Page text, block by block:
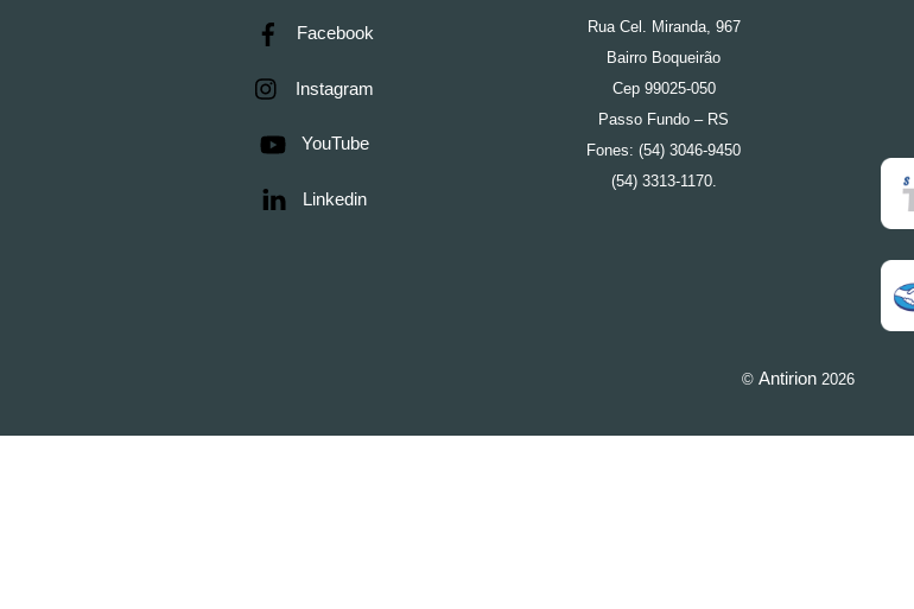
Facebook
Instagram
YouTube
Linkedin
Rua Cel. Miranda, 967
Bairro Boqueirão
Cep 99025-050
Passo Fundo – RS
Fones: (54) 3046-9450
(54) 3313-1170.
© Antirion2026